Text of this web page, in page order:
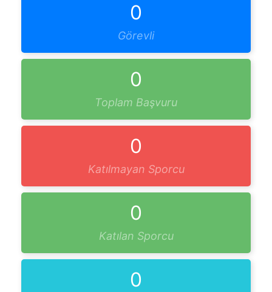
0
Görevli
0
Toplam Başvuru
0
Katılmayan Sporcu
0
Katılan Sporcu
0